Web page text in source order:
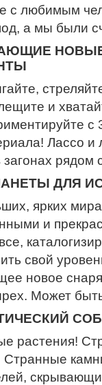
с любимым
а мы были
и
с
Лассо и
загонах
ДЛЯ
ярких
и
свой
новое
Может
растения!